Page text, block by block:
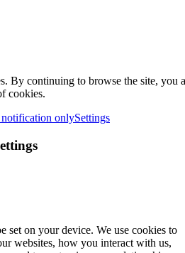
By continuing to browse the site, you
cookies.
onlySettings
set on your device. We use cookies to
websites, how you interact with us,